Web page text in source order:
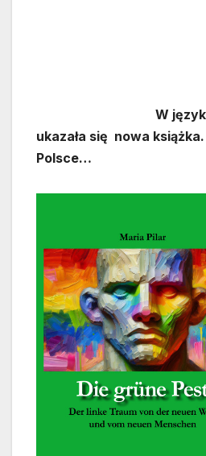
W języku
ukazała się nowa
Polsce…